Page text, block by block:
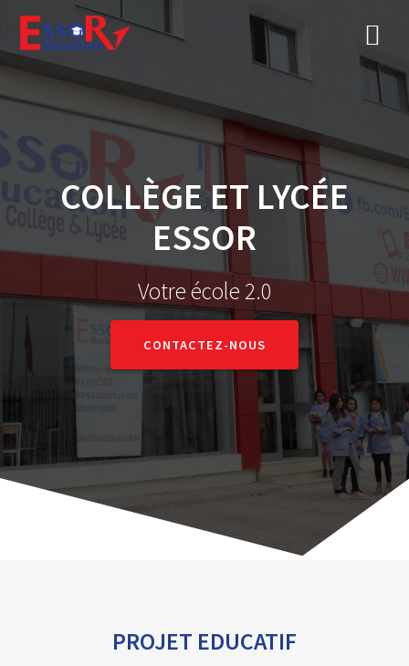
COLLÈGE ET LYCÉE
ESSOR
Votre école 2.0
CONTACTEZ-NOUS
PROJET EDUCATIF